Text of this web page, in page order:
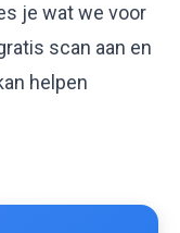
je wat we voor
scan aan en
helpen